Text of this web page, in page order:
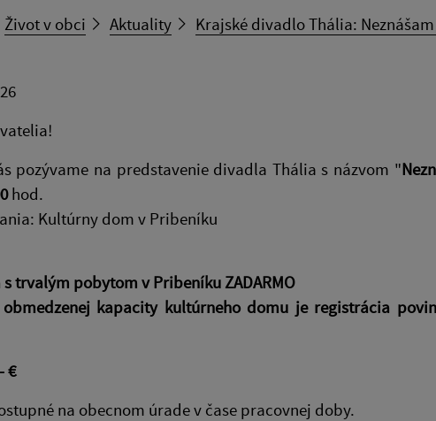
Život v obci Aktuality Krajské divadlo Thália: Neznášam
pozývame na predstavenie divadla Thália s názvom "
hod.
Kultúrny dom v Pribeníku
trvalým pobytom v Pribeníku ZADARMO
kapacity kultúrneho domu je registrácia
€
na obecnom úrade v čase pracovnej doby.